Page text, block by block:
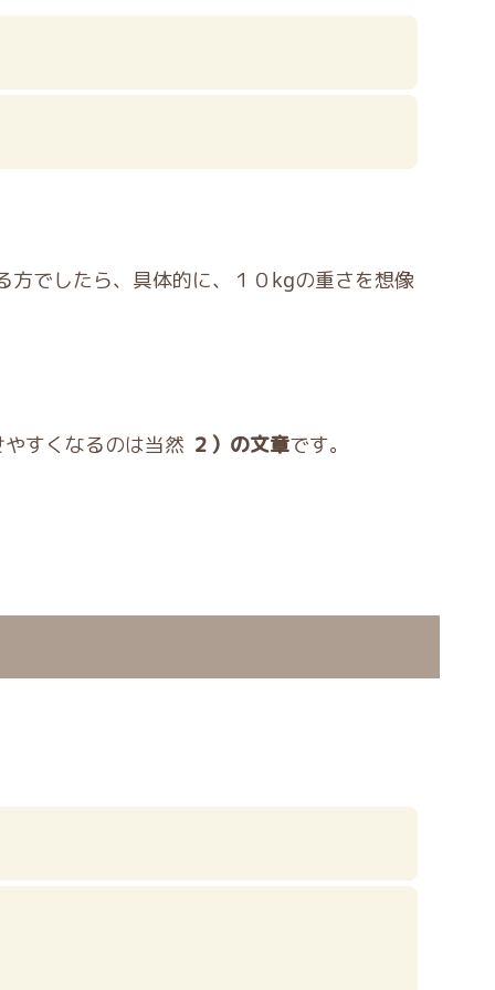
でしたら、具体的に、１０kgの重さを想像
すくなるのは当然 ２）の文章です。